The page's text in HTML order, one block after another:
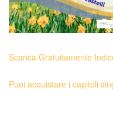
Scarica Gratuitamente
Puoi acquistare i capitoli